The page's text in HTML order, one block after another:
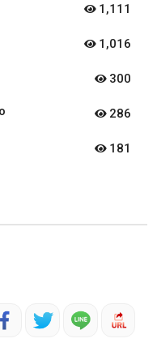
1,111
1,016
300
286
181